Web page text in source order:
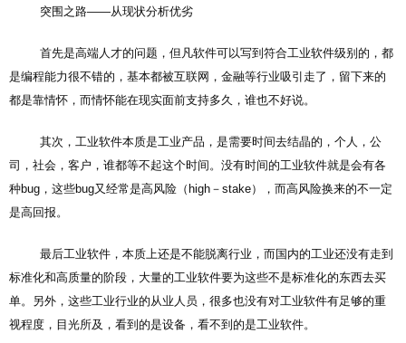
突围之路——从现状分析优劣
首先是高端人才的问题，但凡软件可以写到符合工业软件级别的，都
是编程能力很不错的，基本都被互联网，金融等行业吸引走了，留下来的
都是靠情怀，而情怀能在现实面前支持多久，谁也不好说。
其次，工业软件本质是工业产品，是需要时间去结晶的，个人，公
司，社会，客户，谁都等不起这个时间。没有时间的工业软件就是会有各
种bug，这些bug又经常是高风险（high－stake），而高风险换来的不一定
是高回报。
最后工业软件，本质上还是不能脱离行业，而国内的工业还没有走到
标准化和高质量的阶段，大量的工业软件要为这些不是标准化的东西去买
单。另外，这些工业行业的从业人员，很多也没有对工业软件有足够的重
视程度，目光所及，看到的是设备，看不到的是工业软件。